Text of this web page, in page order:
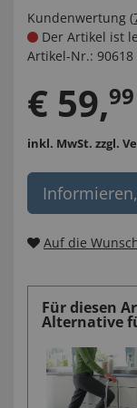
Kundenwertung (
Der Artikel ist
Artikel-Nr.: 90618
€ 59,99
inkl. MwSt. zzgl.
Auf die
Für diesen
Alternative